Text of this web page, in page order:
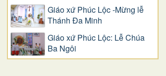
Giáo xứ Phúc Lộc -Mừng lễ
Thánh Đa Minh
Giáo xứ Phúc Lộc: Lễ Chúa
Ba Ngôi